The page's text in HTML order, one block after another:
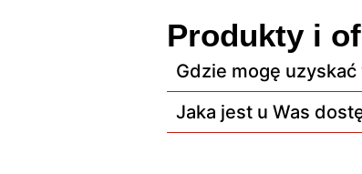
Produkty i
Gdzie mogę
Jaka jest u Was